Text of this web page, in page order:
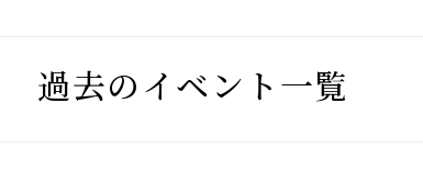
過去のイベント一覧